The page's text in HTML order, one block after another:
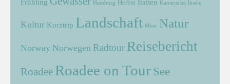
Frühling Hamburg Herbst Italien Kanarische Inseln
Kultur Kurztrip Landschaft Meer Natur
Norway Norwegen Radtour Reisebericht
Roadee Roadee on Tour See